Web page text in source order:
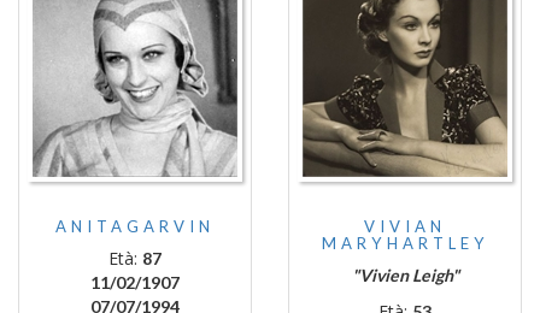
ANITAGARVIN
Età: 87
11/02/1907
07/07/1994
VIVIAN
MARYHARTLEY
"Vivien Leigh"